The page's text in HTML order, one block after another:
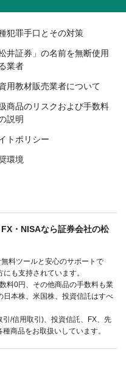
犯罪手口とその対策
松井証券」の名前を無断使用
業者
用教材販売業者について
商品のリスクおよび手数料
説明
トポリシー
環境
・NISAなら証券会社の松
料ツールと安心のサポートで
も支持されています。
料0円、その他商品の手数料も業
本株、米国株、投資信託はすべ
/信用取引)、投資信託、FX、先
商品をお取扱いしています。